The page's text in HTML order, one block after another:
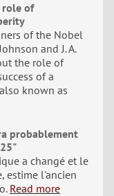
role of
of the Nobel
and J. A.
the role of
of a
known as
probablement
a changé et le
estime l'ancien
Read more